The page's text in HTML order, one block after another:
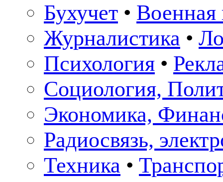
Бухучет • Военная
Журналистика •
Психология •
Социология,
Экономика,
Радиосвязь,
Техника •